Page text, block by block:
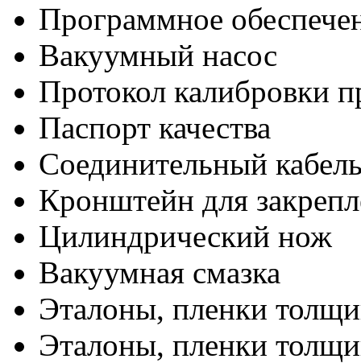
Программное
Вакуумный насос
Протокол калибровки
Паспорт качества
Соединительный
Кронштейн для
Цилиндрический нож
Вакуумная смазка
Эталоны, пленки
Эталоны, пленки